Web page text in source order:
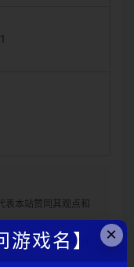
本站赞同其观点和
您购买正版授权并
×
游戏名】